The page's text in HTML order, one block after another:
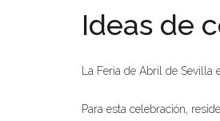
Ideas de
La Feria de Abril de
Para esta celebración,